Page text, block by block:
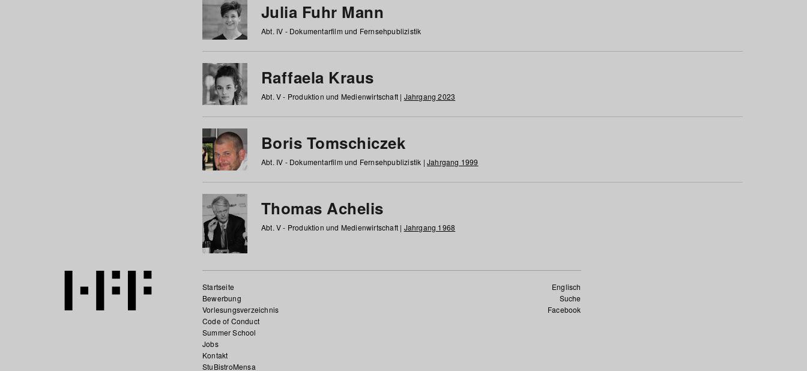
Julia Fuhr Mann
Abt. IV - Dokumentarfilm und Fernsehpublizistik
Raffaela Kraus
Abt. V - Produktion und Medienwirtschaft | Jahrgang 2023
Boris Tomschiczek
Abt. IV - Dokumentarfilm und Fernsehpublizistik | Jahrgang 1999
Thomas Achelis
Abt. V - Produktion und Medienwirtschaft | Jahrgang 1968
Englisch
Suche
Facebook
Startseite
Bewerbung
Vorlesungsverzeichnis
Code of Conduct
Summer School
Jobs
Kontakt
StuBistroMensa